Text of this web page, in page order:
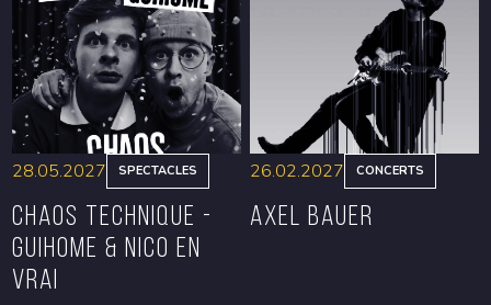
RÉSERVER RÉSERVER
28.05.2027 SPECTACLES
CHAOS TECHNIQUE -
GUIHOME & NICO EN
VRAI
26.02.2027 CONCERTS
Axel Bauer